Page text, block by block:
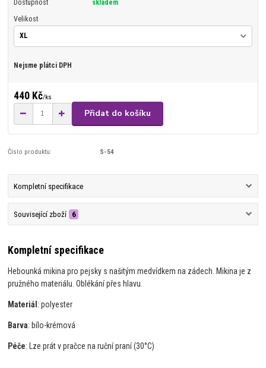
Dostupnost skladem
Velikost
Nejsme plátci DPH
440 Kč/ks
Přidat do košíku
Číslo produktu: S-54
Kompletní specifikace
Související zboží 6
Kompletní specifikace
Hebounká mikina pro pejsky s našitým medvídkem na zádech. Mikina je z
pružného materiálu. Oblékání přes hlavu.
Materiál : polyester
Barva: bílo-krémová
Péče: Lze prát v pračce na ruční praní (30°C)